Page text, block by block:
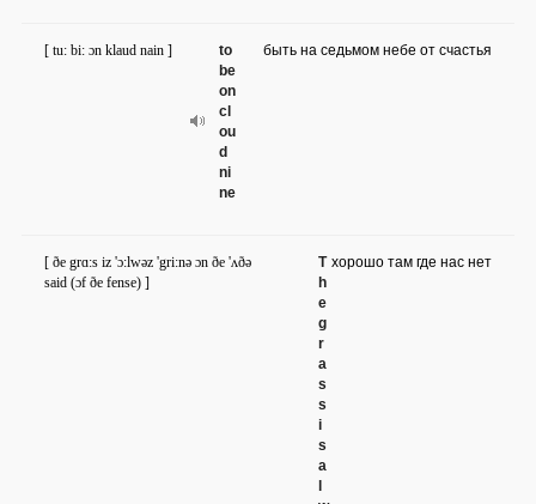
to
be
on
cl
ou
d
ni
ne
[ tu: bi: ɔn klaud nain ] быть на седьмом небе от счастья
T
h
e
g
r
a
s
s
i
s
a
[ ðe grɑ:s iz 'ɔ:lwəz 'gri:nə ɔn ðe 'ʌðə
said (ɔf ðe fense) ]
хорошо там где нас нет